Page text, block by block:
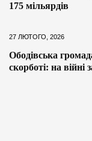
175 мільярдів
27 ЛЮТОГО, 2026
Ободівська
скорботі: на війні